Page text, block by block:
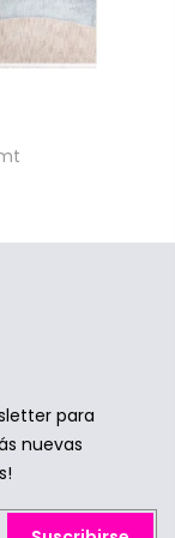
para
nuevas